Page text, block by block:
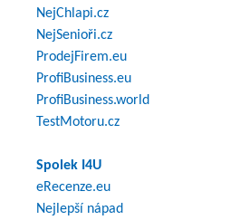
NejChlapi.cz
NejSenioři.cz
ProdejFirem.eu
ProfiBusiness.eu
ProfiBusiness.world
TestMotoru.cz
Spolek I4U
eRecenze.eu
Nejlepší nápad